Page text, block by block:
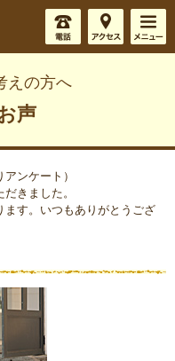
えの方へ
声
ンケート）
きました。
ます。いつもありがとうござ